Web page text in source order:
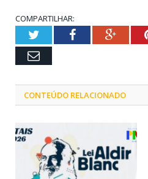
COMPARTILHAR:
TwitterFacebook
Email
CONTEÚDO RELACIONADO